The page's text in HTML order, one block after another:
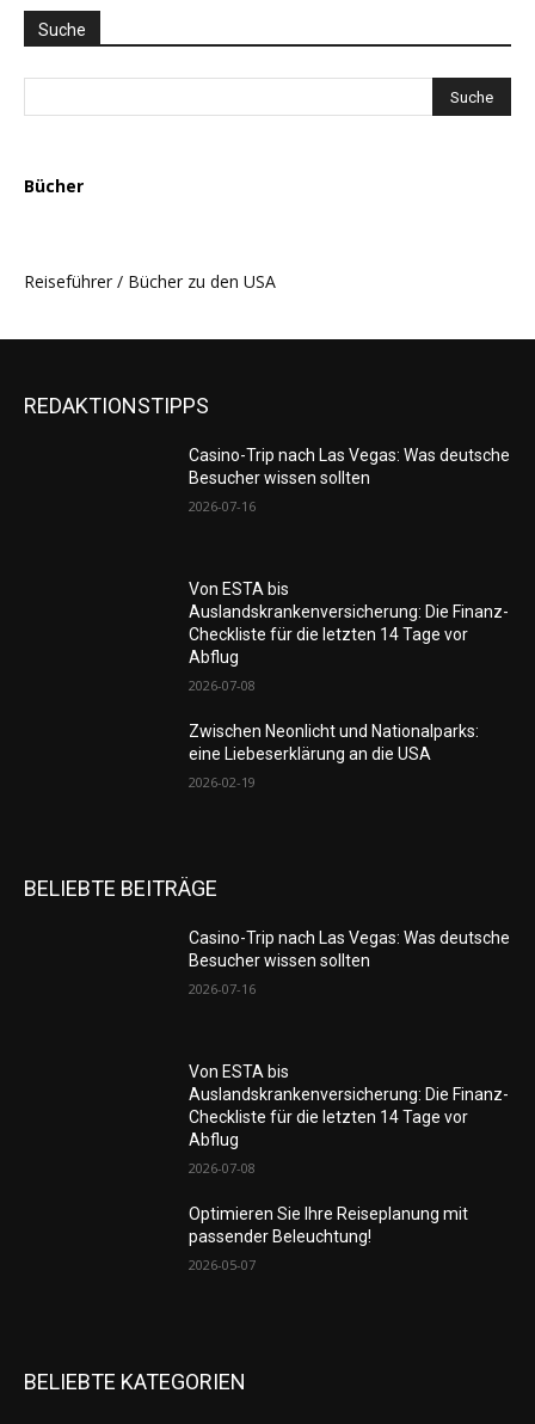
AUSWAHL
Suche
Bücher
Reiseführer / Bücher zu den USA
REDAKTIONSTIPPS
Casino-Trip nach Las Vegas: Was deutsche
Besucher wissen sollten
2026-07-16
Von ESTA bis
Auslandskrankenversicherung: Die Finanz-
Checkliste für die letzten 14 Tage vor
Abflug
2026-07-08
Zwischen Neonlicht und Nationalparks:
eine Liebeserklärung an die USA
2026-02-19
BELIEBTE BEITRÄGE
Casino-Trip nach Las Vegas: Was deutsche
Besucher wissen sollten
2026-07-16
Von ESTA bis
Auslandskrankenversicherung: Die Finanz-
Checkliste für die letzten 14 Tage vor
Abflug
2026-07-08
Optimieren Sie Ihre Reiseplanung mit
passender Beleuchtung!
2026-05-07
BELIEBTE KATEGORIEN